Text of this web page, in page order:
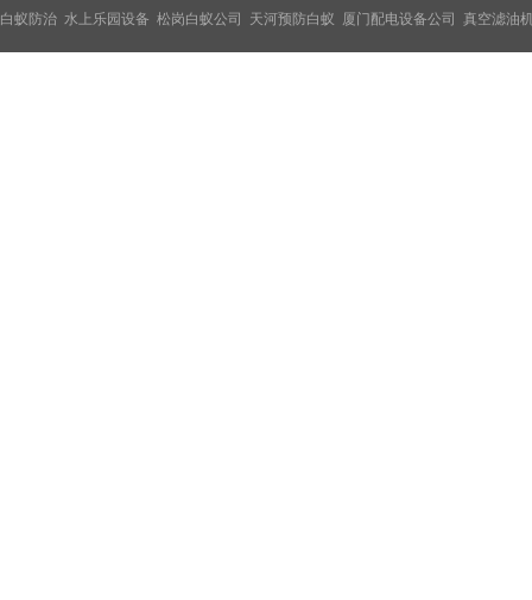
白蚁防治 水上乐园设备 松岗白蚁公司 天河预防白蚁 厦门配电设备公司 真空滤油